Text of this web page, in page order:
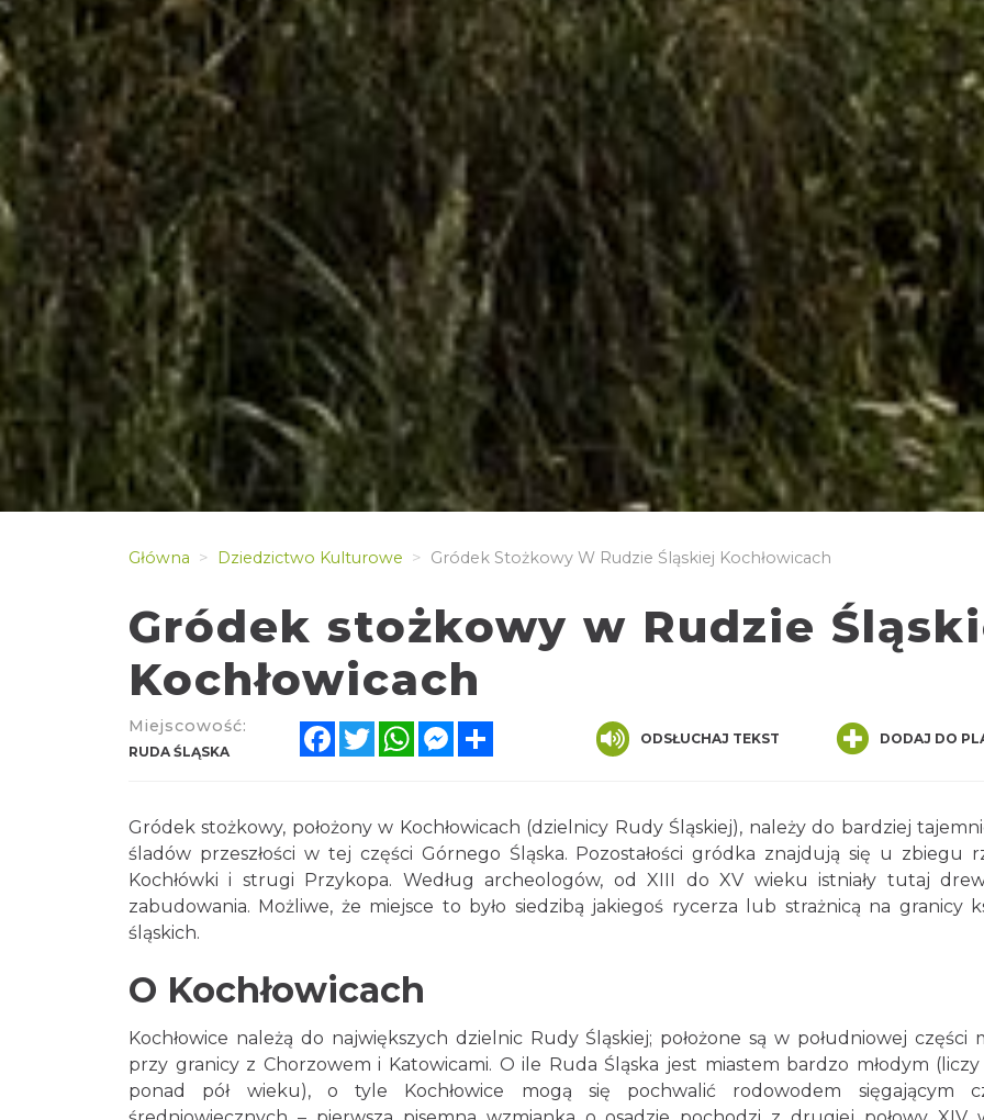
Główna Dziedzictwo Kulturowe Gródek Stożkowy W Rudzie Śląskiej Kochłowicach
Gródek stożkowy w Rudzie
Kochłowicach
Miejscowość:
RUDA ŚLĄSKA
FacebookTwitterWhatsAppMessenger ODSŁUCHAJ TEKST DODAJ DO
Gródek stożkowy, położony w Kochłowicach (dzielnicy Rudy Śląskiej), należy do bardziej
śladów przeszłości w tej części Górnego Śląska. Pozostałości gródka znajdują się u zbiegu
Kochłówki i strugi Przykopa. Według archeologów, od XIII do XV wieku istniały tutaj
zabudowania. Możliwe, że miejsce to było siedzibą jakiegoś rycerza lub strażnicą na granicy
śląskich.
O Kochłowicach
Kochłowice należą do największych dzielnic Rudy Śląskiej; położone są w południowej części
przy granicy z Chorzowem i Katowicami. O ile Ruda Śląska jest miastem bardzo młodym
ponad pół wieku), o tyle Kochłowice mogą się pochwalić rodowodem sięgającym